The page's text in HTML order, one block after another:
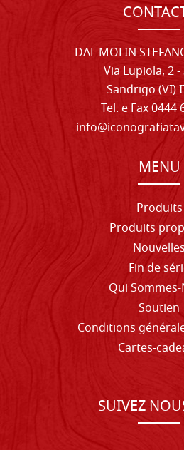
DAL MOLIN
Via Lupiola, 2 -
Sandrigo (VI)
Tel. e Fax 0444
MENU
Produits
Produits
Nouvelles
Fin de
Qui
Soutien
Conditions
Cartes-
SUIVEZ